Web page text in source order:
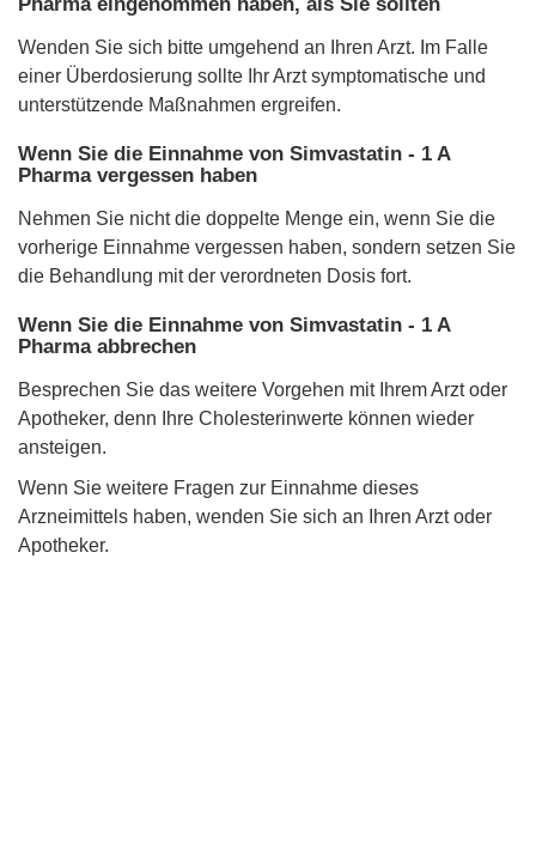
Wenden Sie sich bitte umgehend an Ihren Arzt. Im Falle
einer Überdosierung sollte Ihr Arzt symptomatische und
unterstützende Maßnahmen ergreifen.
Wenn Sie die Einnahme von Simvastatin - 1 A
Pharma vergessen haben
Nehmen Sie nicht die doppelte Menge ein, wenn Sie die
vorherige Einnahme vergessen haben, sondern setzen Sie
die Behandlung mit der verordneten Dosis fort.
Wenn Sie die Einnahme von Simvastatin - 1 A
Pharma abbrechen
Besprechen Sie das weitere Vorgehen mit Ihrem Arzt oder
Apotheker, denn Ihre Cholesterinwerte können wieder
ansteigen.
Wenn Sie weitere Fragen zur Einnahme dieses
Arzneimittels haben, wenden Sie sich an Ihren Arzt oder
Apotheker.